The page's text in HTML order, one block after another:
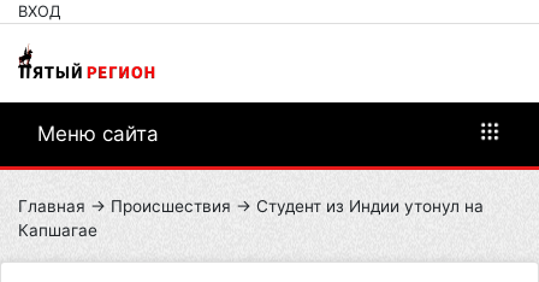
ВХОД
Меню сайта
Главная → Происшествия → Студент из Индии утонул на
Капшагае